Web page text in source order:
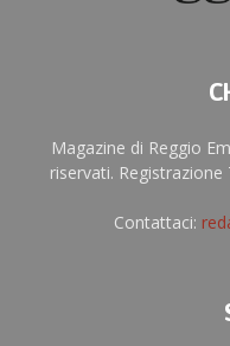
Magazine di Reggio
riservati.
Contattaci: